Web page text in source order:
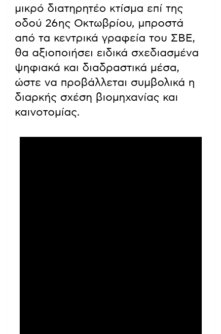
μικρό διατηρητέο κτίσμα επί της
οδού 26ης Οκτωβρίου, μπροστά
από τα κεντρικά γραφεία του ΣΒΕ,
θα αξιοποιήσει ειδικά σχεδιασμένα
ψηφιακά και διαδραστικά μέσα,
ώστε να προβάλλεται συμβολικά η
διαρκής σχέση βιομηχανίας και
καινοτομίας.